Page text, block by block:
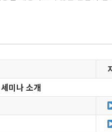
미나 소개